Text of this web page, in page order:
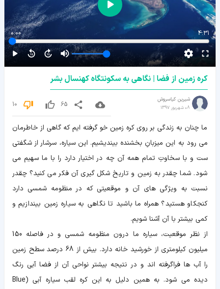
4:31
0:00
کره زمین از فضا | نگاهی به سکونتگاه کهنسال بشر
شیرین کیاسروش
08 شهریور 1397 65
10
ما چنان به زندگی بر روی کره زمین خو گرفته ایم که گاهی از خاطرمان
می رود به این میزبانِ بخشنده بیندیشیم. این سیاره، سرشار از شگفتی
ست و با سخاوتِ تمام همه آن چه در اختیار دارد را با ما سهیم می
شود. شما چقدر به زمین و تاریخ شکل گیری آن فکر می کنید؟ چقدر
نسبت به ویژگی های آن و موقعیتی که در منظومه شمسی دارد
کنجکاو هستید؟ همراه ما باشید تا نگاهی به سیاره زمین بیندازیم و
کمی بیشتر با آن آشنا شویم.
از نظر موقعیت، سیاره ما درون منظومه شمسی و در فاصله 150
میلیون کیلومتری از خورشید خانه دارد. بیش از 68 درصد سطح زمین
را آب ها فراگرفته اند و در نتیجه بیشتر نواحی آن از فضا آبی رنگ
دیده می شود. به همین دلیل به این کره لقب سیاره آبی (Blue